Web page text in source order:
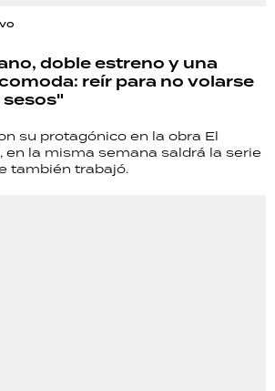
doble estreno y una
reír para no volarse
su protagónico en la obra El
en la misma semana saldrá la serie
también trabajó.